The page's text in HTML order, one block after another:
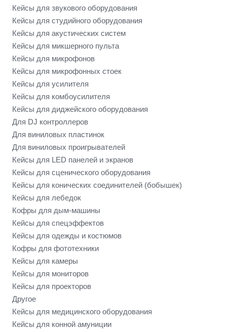
Кейсы для звукового оборудования
Кейсы для студийного оборудования
Кейсы для акустических систем
Кейсы для микшерного пульта
Кейсы для микрофонов
Кейсы для микрофонных стоек
Кейсы для усилителя
Кейсы для комбоусилителя
Кейсы для диджейского оборудования
Для DJ контроллеров
Для виниловых пластинок
Для виниловых проигрывателей
Кейсы для LED панелей и экранов
Кейсы для сценического оборудования
Кейсы для конических соединителей (бобышек)
Кейсы для лебедок
Кофры для дым-машины
Кейсы для спецэффектов
Кейсы для одежды и костюмов
Кофры для фототехники
Кейсы для камеры
Кейсы для мониторов
Кейсы для проекторов
Другое
Кейсы для медицинского оборудования
Кейсы для конной амуниции